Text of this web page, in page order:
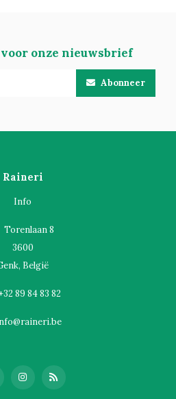
onze nieuwsbrief
Abonneer
Raineri
Info
Torenlaan 8
3600
België
89 84 83 82